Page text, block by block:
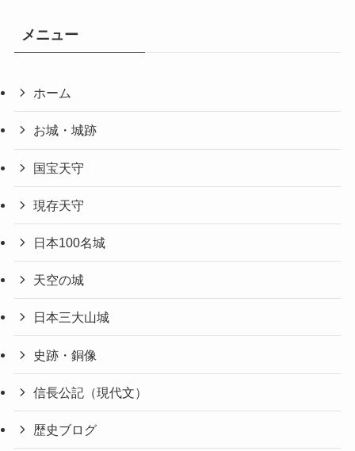
メニュー
ホーム
お城・城跡
国宝天守
現存天守
日本100名城
天空の城
日本三大山城
史跡・銅像
信長公記（現代文）
歴史ブログ